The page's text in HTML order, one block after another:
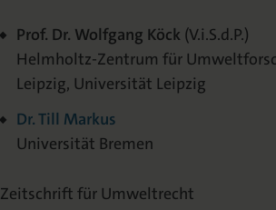
Prof. Dr. Wolfgang Köck (V.i.S.d.P.)
Helmholtz-Zentrum für
Leipzig, Universität Leipzig
Dr. Till Markus
Universität Bremen
Zeitschrift für Umweltrecht